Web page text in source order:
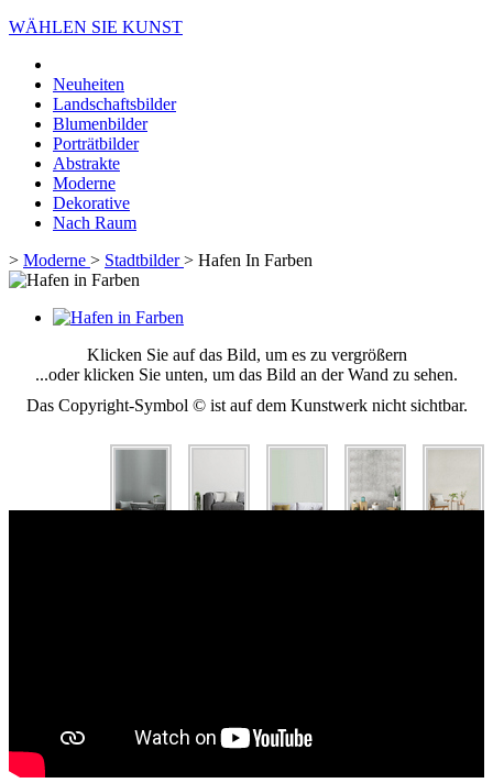
WÄHLEN SIE KUNST
Neuheiten
Landschaftsbilder
Blumenbilder
Porträtbilder
Abstrakte
Moderne
Dekorative
Nach Raum
> Moderne > Stadtbilder> Hafen In Farben
Klicken Sie auf das Bild, um es zu vergrößern
...oder klicken Sie unten, um das Bild an der Wand zu sehen.
Das Copyright-Symbol © ist auf dem Kunstwerk nicht sichtbar.